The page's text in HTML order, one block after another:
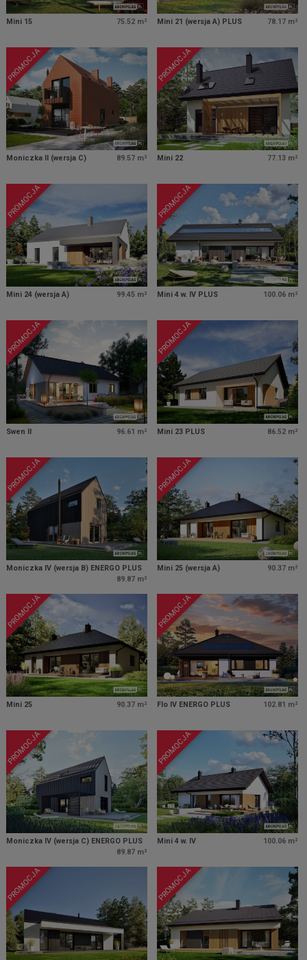
Mini 15 75.52 m² Mini 21 (wersja A) PLUS 78.17 m²
PROMOCJA
Moniczka II (wersja C) 89.57 m²
PROMOCJA
Mini 22 77.13 m²
PROMOCJA
Mini 24 (wersja A) 99.45 m²
PROMOCJA
Mini 4 w. IV PLUS 100.06 m²
PROMOCJA
Swen II 96.61 m²
PROMOCJA
Mini 23 PLUS 86.52 m²
PROMOCJA
Moniczka IV (wersja B) ENERGO PLUS
89.87 m²
PROMOCJA
Mini 25 (wersja A) 90.37 m²
PROMOCJA
Mini 25 90.37 m²
PROMOCJA
Flo IV ENERGO PLUS 102.81 m²
PROMOCJA
Moniczka IV (wersja C) ENERGO PLUS
89.87 m²
PROMOCJA
Mini 4 w. IV 100.06 m²
PROMOCJA PROMOCJA